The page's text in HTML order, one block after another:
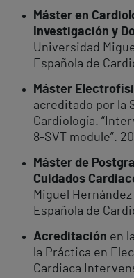
Máster en
Investigación y
Universidad
Española de
Máster
acreditado por la
Cardiología.
8-SVT module”.
Máster de
Cuidados
Miguel
Española de
Acreditación en
la Práctica en
Cardiaca